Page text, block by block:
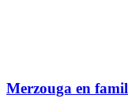
Merzouga en